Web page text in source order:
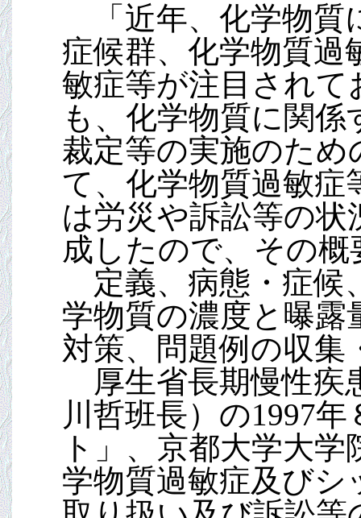
「近年、化学物質
症候群、化学物質過
敏症等が注目され
も、化学物質に関
裁定等の実施のた
て、化学物質過敏
は労災や訴訟等の
成したので、その
定義、病態・症候
学物質の濃度と曝露
対策、問題例の収
厚生省長期慢性疾
川哲班長）の1997
ト」、京都大学大
学物質過敏症及び